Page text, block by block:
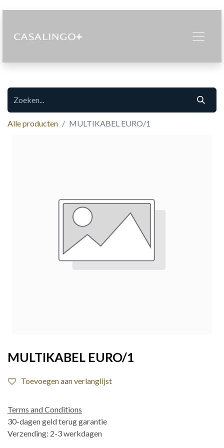
Alle producten MULTIKABEL EURO/1
MULTIKABEL EURO/1
Toevoegen aan verlanglijst
Terms and Conditions
30-dagen geld terug garantie
Verzending: 2-3 werkdagen